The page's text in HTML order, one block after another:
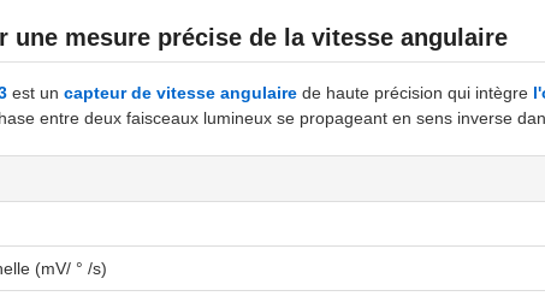
une mesure précise de la vitesse angulaire
est un capteur de vitesse angulaire de haute précision qui intègre
entre deux faisceaux lumineux se propageant en sens inverse
(mV/ ° /s)